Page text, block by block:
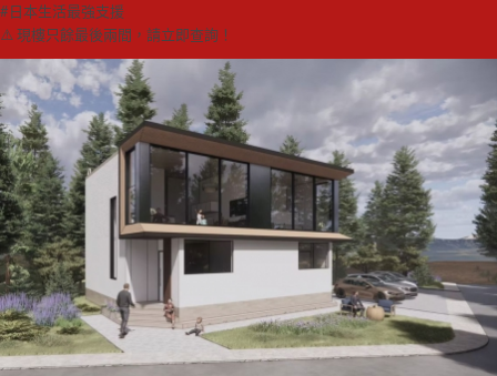
#日本生活最強支援
⚠️ 現樓只餘最後兩間，請立即查詢！